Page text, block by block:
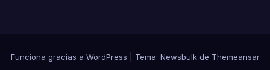
Funciona gracias a WordPress Tema: Newsbulkde Themeansar